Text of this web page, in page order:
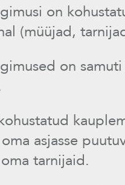
on
(müüjad,
on
asjasse
tarnijaid.